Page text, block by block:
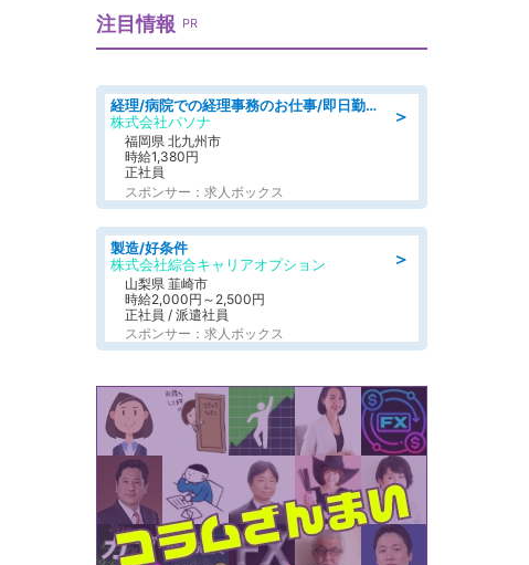
注目情報 PR
＞
経理/病院での経理事務のお仕事/即日勤務可/車通勤可/経理/一般事務
株式会社パソナ
福岡県 北九州市
時給1,380円
正社員
スポンサー：求人ボックス
＞
製造/好条件
株式会社綜合キャリアオプション
山梨県 韮崎市
時給2,000円～2,500円
正社員 / 派遣社員
スポンサー：求人ボックス